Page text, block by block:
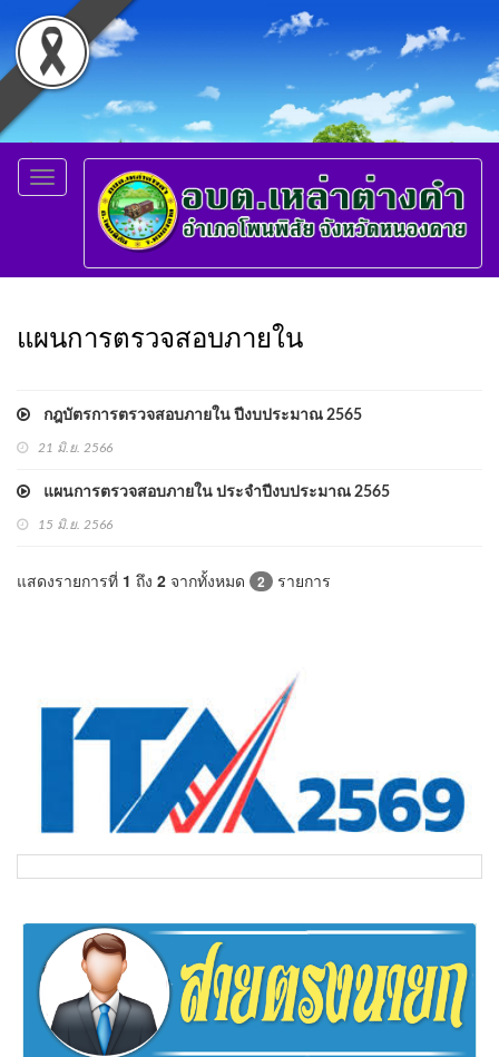
Toggle
navigation
แผนการตรวจสอบภายใน
กฎบัตรการตรวจสอบภายใน ปีงบประมาณ 2565
21 มิ.ย. 2566
แผนการตรวจสอบภายใน ประจำปีงบประมาณ 2565
15 มิ.ย. 2566
แสดงรายการที่ 1 ถึง 2 จากทั้งหมด 2 รายการ